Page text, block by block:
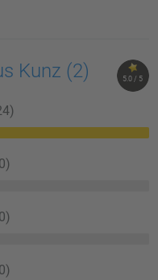
5.0 / 5
Kunz (2)